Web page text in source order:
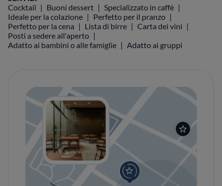
Cocktail
Buoni dessert
Specializzato in caffè
Ideale per la colazione
Perfetto per il pranzo
Perfetto per la cena
Lista di birre
Carta dei vini
Posti a sedere all'aperto
Adatto ai bambini o alle famiglie
Adatto ai gruppi